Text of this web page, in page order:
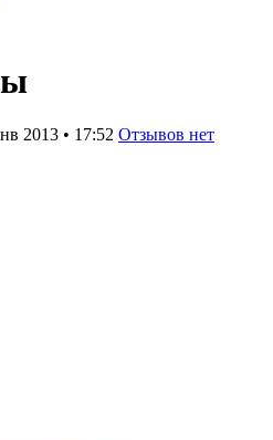
2013 • 17:52 Отзывов нет